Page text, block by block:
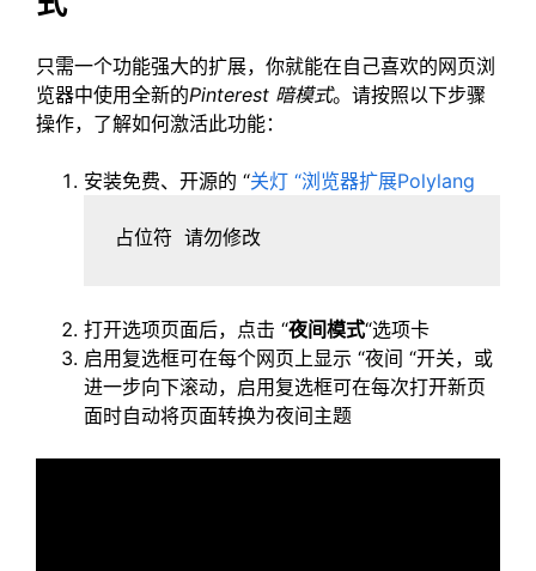
只需一个功能强大的扩展，你就能在自己喜欢的网页浏
览器中使用全新的Pinterest 暗模式。请按照以下步骤
操作，了解如何激活此功能：
安装免费、开源的 “关灯 “浏览器扩展Polylang
占位符 请勿修改
打开选项页面后，点击 “夜间模式“选项卡
启用复选框可在每个网页上显示 “夜间 “开关，或
进一步向下滚动，启用复选框可在每次打开新页
面时自动将页面转换为夜间主题